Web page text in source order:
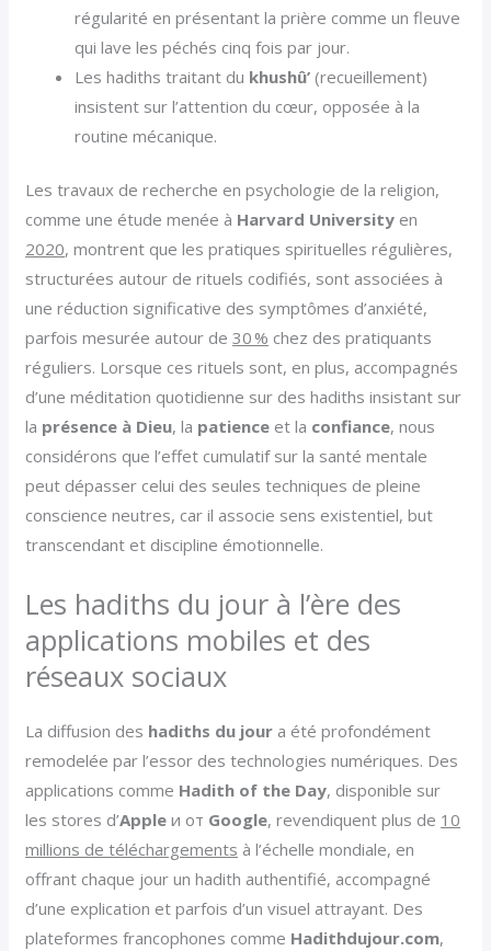
régularité en présentant la prière comme un fleuve
qui lave les péchés cinq fois par jour.
Les hadiths traitant du khushû’ (recueillement)
insistent sur l’attention du cœur, opposée à la
routine mécanique.
Les travaux de recherche en psychologie de la religion,
comme une étude menée à Harvard University en
2020, montrent que les pratiques spirituelles régulières,
structurées autour de rituels codifiés, sont associées à
une réduction significative des symptômes d’anxiété,
parfois mesurée autour de30 % chez des pratiquants
réguliers. Lorsque ces rituels sont, en plus, accompagnés
d’une méditation quotidienne sur des hadiths insistant sur
la présence à Dieu, la patience et la confiance, nous
considérons que l’effet cumulatif sur la santé mentale
peut dépasser celui des seules techniques de pleine
conscience neutres, car il associe sens existentiel, but
transcendant et discipline émotionnelle.
Les hadiths du jour à l’ère des
applications mobiles et des
réseaux sociaux
La diffusion des hadiths du jour a été profondément
remodelée par l’essor des technologies numériques. Des
applications comme Hadith of the Day, disponible sur
les stores d’Apple и от Google, revendiquent plus de 10
millions de téléchargements à l’échelle mondiale, en
offrant chaque jour un hadith authentifié, accompagné
d’une explication et parfois d’un visuel attrayant. Des
plateformes francophones comme Hadithdujour.com,